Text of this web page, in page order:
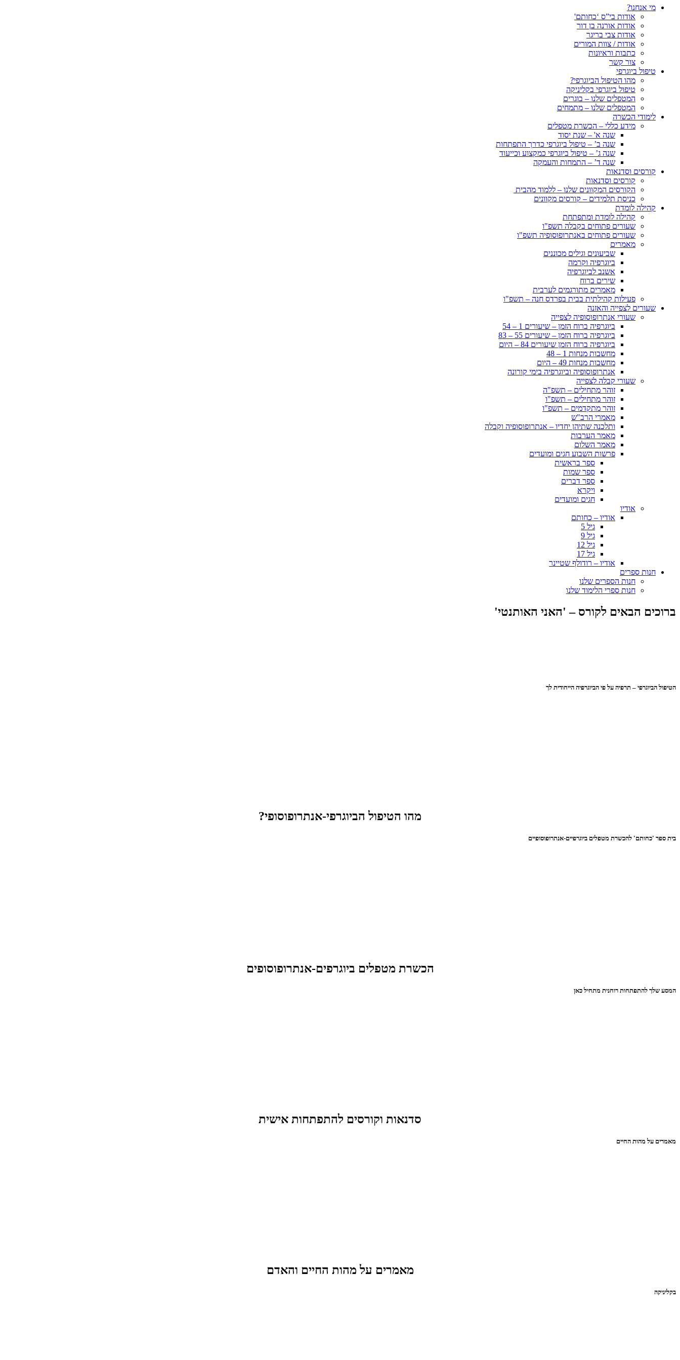
מי אנחנו?
אודות בי”ס ‘כחותם'
אודות אורנה בן דור
אודות צבי בריגר
אודות / צוות המורים
כתבות וראיונות
צור קשר
טיפול ביוגרפי
מהו הטיפול הביוגרפי?
טיפול ביוגרפי בקליניקה
המטפלים שלנו – בוגרים
המטפלים שלנו – מתמחים
לימודי הכשרה
מידע כללי – הכשרת מטפלים
שנה א' – שנת יסוד
שנה ב’ – טיפול ביוגרפי כדרך התפתחות
שנה ג’ – טיפול ביוגרפי כמקצוע וכייעוד
שנה ד’ – התמחות והעמקה
קורסים וסדנאות
קורסים וסדנאות
הקורסים המקוונים שלנו – ללמוד מהבית
כניסת תלמידים – קורסים מקוונים
קהילה לומדת
קהילה לומדת ומתפתחת
שעורים פתוחים בקבלה תשפ"ו
שעורים פתוחים באנתרופוסופיה תשפ"ו
מאמרים
שביעונים וגילים מכוננים
ביוגרפיה וקרמה
אשנב לביוגרפיה
שירים ברוח
מאמרים מתורגמים לערבית
פעילות קהילתית בבית בפרדס חנה – תשפ"ו
שעורים לצפייה והאזנה
שעורי אנתרופוסופיה לצפייה
ביוגרפיה ברוח הזמן – שיעורים 1 – 54
ביוגרפיה ברוח הזמן – שיעורים 55 – 83
ביוגרפיה ברוח הזמן שיעורים 84 – היום
מחשבות מנחות 1 – 48
מחשבות מנחות 49 – היום
אנתרופוסופיה וביוגרפיה בימי קורונה
שעורי קבלה לצפייה
זוהר מתחילים – תשפ"ה
זוהר מתחילים – תשפ"ו
זוהר מתקדמים – תשפ"ו
מאמרי הרב"ש
ותלכנה שתיהן יחדיו – אנתרופוסופיה וקבלה
מאמר הערבות
מאמר השלום
פרשות השבוע חגים ומועדים
ספר בראשית
ספר שמות
ספר דברים
ויקרא
חגים ומועדים
אודיו
אודיו – כחותם
גיל 5
גיל 9
גיל 12
גיל 17
אודיו – רודולף שטיינר
חנות ספרים
חנות הספרים שלנו
חנות ספרי הלימוד שלנו
ברוכים הבאים לקורס – 'האני האותנטי'
הטיפול הביוגרפי – תרפיה על פי הביוגרפיה הייחודית לך
מהו הטיפול הביוגרפי-אנתרופוסופי?
בית ספר 'כחותם' להכשרת מטפלים ביוגרפיים-אנתרופוסופיים
הכשרת מטפלים ביוגרפים-אנתרופוסופים
המסע שלך להתפתחות רוחנית מתחיל כאן
סדנאות וקורסים להתפתחות אישית
מאמרים על מהות החיים
מאמרים על מהות החיים והאדם
בקליניקה